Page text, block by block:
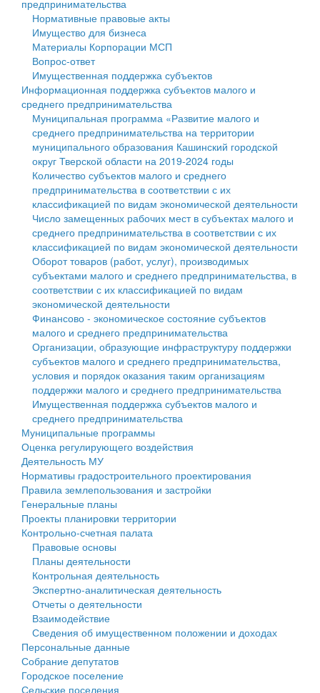
Государственные услуги
Промышленность и АПК
Экономика и бизнес
...
Символика
Устав
Гостям округа
Туризм
Культура
Образование
Здравоохранение
Социальная защита
Фотоальбом
муниципального округа Тверской области
Администрация Кашинского муниципального округа
Тверской области
Управление сельскими территориями
Открытые данные
Работа с обращениями граждан
Муниципальный контроль
Муниципальные услуги
Проекты административных регламентов
Антимонопольный комплаенс
Противодействие коррупции
Финансовое управление
Бюджет для граждан
Имущество
Выявление правообладателей ранее учтенных
объектов недвижимости
Имущественная поддержка субъектов малого и
среднего предпринимательства
Информационная поддержка субъектов малого и
среднего предпринимательства
Муниципальные программы
Контрольно-счетная палата
Персональные данные
Оценка регулирующего воздействия
Деятельность МУ
Нормативы градостроительного проектирования
Правила землепользования и застройки
Генеральные планы
Проекты планировки территории
Собрание депутатов
Городское поселение
Сельские поселения
предпринимательства
Нормативные правовые акты
Имущество для бизнеса
Материалы Корпорации МСП
Вопрос-ответ
Имущественная поддержка субъектов
Информационная поддержка субъектов малого и
среднего предпринимательства
Муниципальная программа «Развитие малого и
среднего предпринимательства на территории
муниципального образования Кашинский городской
округ Тверской области на 2019-2024 годы
Количество субъектов малого и среднего
предпринимательства в соответствии с их
классификацией по видам экономической деятельности
Число замещенных рабочих мест в субъектах малого и
среднего предпринимательства в соответствии с их
классификацией по видам экономической деятельности
Оборот товаров (работ, услуг), производимых
субъектами малого и среднего предпринимательства, в
соответствии с их классификацией по видам
экономической деятельности
Финансово - экономическое состояние субъектов
малого и среднего предпринимательства
Организации, образующие инфраструктуру поддержки
субъектов малого и среднего предпринимательства,
условия и порядок оказания таким организациям
поддержки малого и среднего предпринимательства
Имущественная поддержка субъектов малого и
среднего предпринимательства
Муниципальные программы
Оценка регулирующего воздействия
Деятельность МУ
Нормативы градостроительного проектирования
Правила землепользования и застройки
Генеральные планы
Проекты планировки территории
Контрольно-счетная палата
Правовые основы
Планы деятельности
Контрольная деятельность
Экспертно-аналитическая деятельность
Отчеты о деятельности
Взаимодействие
Сведения об имущественном положении и доходах
Персональные данные
Собрание депутатов
Городское поселение
Сельские поселения